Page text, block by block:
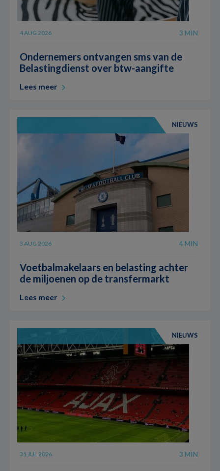
4 AUG 2026 3 MIN
Ondernemers ontvangen sms van de
Belastingdienst over btw-aangifte
Lees meer
NIEUWS
3 AUG 2026 4 MIN
Voetbalmakelaars en belasting achter
de miljoenen op de transfermarkt
Lees meer
NIEUWS
31 JUL 2026 3 MIN